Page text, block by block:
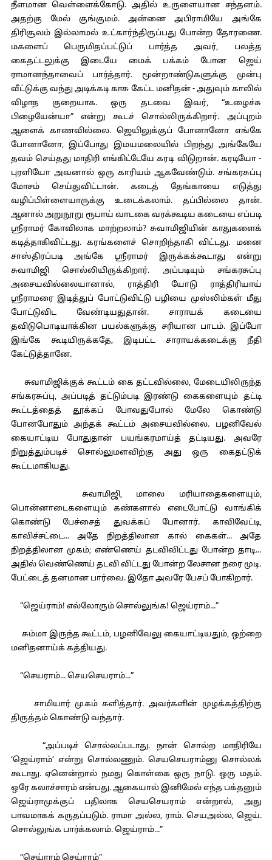
நீளமான வெள்ளைக்கோடு. அதில் உருளையான சந்தனம்.
அதற்கு மேல் குங்குமம். அன்னை அபிராமியே அங்கே
திரிசூலம் இல்லாமல் உட்கார்ந்திருப்பது போன்ற தோரணை.
மகளைப் பெருமிதப்பட்டுப் பார்த்த அவர், பலத்த
கைதட்டலுக்கு இடையே மைக் பக்கம் போன ஜெய்
ராமானந்தாவைப் பார்த்தார். மூன்றாண்டுகளுக்கு முன்பு
வீட்டுக்கு வந்து அடிக்கடி காசு கேட்ட மனிதன் - அதுவும் காலில்
விழாத குறையாக. ஒரு தடவை இவர், “உழைச்சு
பிழையேன்யா” என்று கூடச் சொல்லிருக்கிறார். அப்புறம்
ஆளைக் காணவில்லை. ஜெயிலுக்குப் போனானோ எங்கே
போனானோ, இப்போது இமயமலையில் பிறந்து அங்கேயே
தவம் செய்தது மாதிரி எங்கிட்டேயே கரடி விடுறான். கரடியோ -
புரளியோ அவனால் ஒரு காரியம் ஆகவேண்டும். சங்கரசுப்பு
மோசம் செய்துவிட்டான். கடைத் தேங்காயை எடுத்து
வழிப்பிள்ளையாருக்கு உடைக்கலாம். தப்பில்லை தான்.
ஆனால் அறுநூறு ரூபாய் வாடகை வரக்கூடிய கடையை எப்படி
ஸ்ரீராமர் கோவிலாக மாற்றலாம்? சுவாமிஜியின் காதுகளைக்
கடித்தாகிவிட்டது. கரங்களைச் சொறிந்தாகி விட்டது. மனை
சாஸ்திரப்படி அங்கே ஸ்ரீராமர் இருக்கக்கூடாது என்று
சுவாமிஜி சொல்லியிருக்கிறார். அப்படியும் சங்கரசுப்பு
அசையவில்லையானால், ராத்திரி யோடு ராத்திரியாய்
ஸ்ரீராமரை இடித்துப் போட்டுவிட்டு பழியை முஸ்லிம்கள் மீது
போட்டுவிட வேண்டியதுதான். சாராயக் கடையை
தவிடுபொடியாக்கின பயல்களுக்கு சரியான பாடம். இப்போ
இங்கே கூடியிருக்கதே, இடிபட்ட சாராயக்கடைக்கு நீதி
கேட்டுத்தானே.
சுவாமிஜிக்குக் கூட்டம் கை தட்டவில்லை, மேடையிலிருந்த
சங்கரசுப்பு, அப்படித் தட்டும்படி இரண்டு கைகளையும் தட்டி
கூட்டத்தைத் தூக்கப் போவதுபோல் மேலே கொண்டு
போனபோதும் அந்தக் கூட்டம் அசையவில்லை. பழனிவேல்
கையாட்டிய போதுதான் பயங்கரமாய்த் தட்டியது. அவரே
நிறுத்தும்படிச் சொல்லுமளவிற்கு அது ஒரு கைதட்டுக்
கூட்டமாகியது.
சுவாமிஜி, மாலை மரியாதைகளையும்,
பொன்னாடைகளையும் கண்களால் எடைபோட்டு வாங்கிக்
கொண்டு பேச்சைத் துவக்கப் போனார். காவிவேட்டி,
காவிச்சட்டை... அதே நிறத்திலான கால் கைகள்... அதே
நிறத்திலான முகம்; எண்ணெய் தடவிவிட்டது போன்ற தாடி...
அதில் வெண்ணெய் தடவி விட்டது போன்ற லேசான நரை முடி.
பேட்டைத் தனமான பார்வை. இதோ அவரே பேசப் போகிறார்.
“ஜெய்ராம்! எல்லோரும் சொல்லுங்க! ஜெய்ராம்...”
சும்மா இருந்த கூட்டம், பழனிவேலு கையாட்டியதும், ஒற்றை
மனிதனாய்க் கத்தியது.
“செயராம்... செயசெயராம்...”
சாமியார் முகம் சுளித்தார். அவர்களின் முழக்கத்திற்கு
திருத்தம் கொண்டு வந்தார்.
“அப்படிச் சொல்லப்படாது. நான் சொல்ற மாதிரியே
‘ஜெய்ராம்’ என்று சொல்லணும். செயசெயராம்னு சொல்லக்
கூடாது. ஏனென்றால் நமது கொள்கை ஒரு நாடு. ஒரு மதம்.
ஒரே கலாச்சாரம் என்பது. ஆகையால் இனிமேல் எந்த பக்தனும்
ஜெய்ராமுக்குப் பதிலாக செயசெயராம் என்றால், அது
பாவமாகக் கருதப்படும். ராமா அல்ல, ராம். செயஅல்ல, ஜெய்.
சொல்லுங்க பார்க்கலாம். ஜெய்ராம்...”